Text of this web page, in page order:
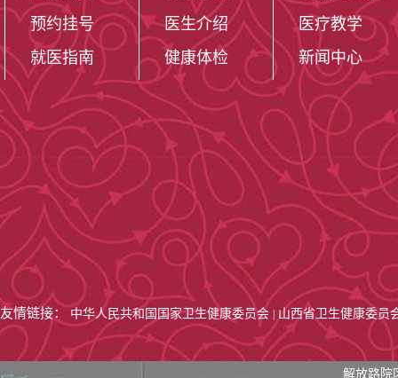
医院编制床
预约挂号
就医指南
医生介绍
健康体检
医疗教学
新闻中心
友情链接： 中华人民共和国国家卫生健康委员会 山西省卫生健康委员
解放路